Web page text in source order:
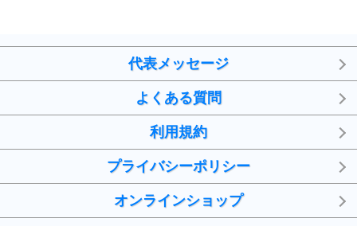
代表メッセージ
よくある質問
利用規約
プライバシーポリシー
オンラインショップ